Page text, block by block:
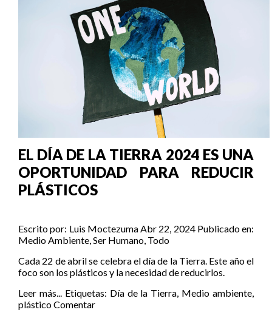
EL DÍA DE LA TIERRA 2024 ES UNA
OPORTUNIDAD PARA REDUCIR
PLÁSTICOS
Escrito por: Luis MoctezumaAbr 22, 2024 Publicado en:
Medio Ambiente,Ser Humano, Todo
Cada 22 de abril se celebra el día de la Tierra. Este año el
foco son los plásticos y la necesidad de reducirlos.
Leer más... Etiquetas: Día de la Tierra, Medio ambiente,
plásticoComentar